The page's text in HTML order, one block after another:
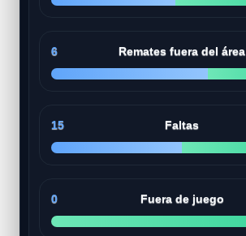
6 Remates fuera del área
15 Faltas
0 Fuera de juego